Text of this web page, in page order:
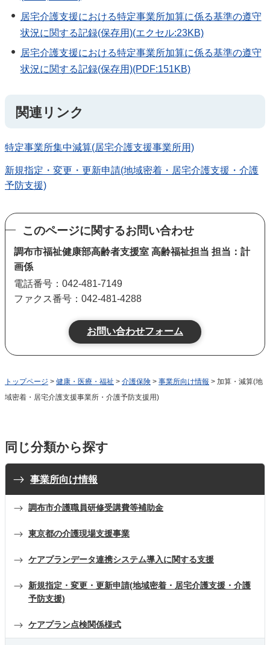
居宅介護支援における特定事業所加算に係る基準の遵守
状況に関する記録(保存用)(エクセル:23KB)
居宅介護支援における特定事業所加算に係る基準の遵守
状況に関する記録(保存用)(PDF:151KB)
関連リンク
特定事業所集中減算(居宅介護支援事業所用)
新規指定・変更・更新申請(地域密着・居宅介護支援・介護
予防支援)
このページに関するお問い合わせ
調布市福祉健康部高齢者支援室 高齢福祉担当 担当：計
画係
電話番号：042-481-7149
ファクス番号：042-481-4288
トップページ > 健康・医療・福祉 > 介護保険 > 事業所向け情報 > 加算・減算(地
域密着・居宅介護支援事業所・介護予防支援用)
同じ分類から探す
事業所向け情報
調布市介護職員研修受講費等補助金
東京都の介護現場支援事業
ケアプランデータ連携システム導入に関する支援
新規指定・変更・更新申請(地域密着・居宅介護支援・介護
予防支援)
ケアプラン点検関係様式